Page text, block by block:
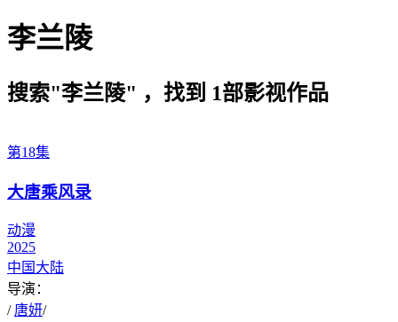
李兰陵
搜索"李兰陵" ，找到 1部影视作品
第18集
大唐乘风录
动漫
2025
中国大陆
导演：
/ 唐妍/